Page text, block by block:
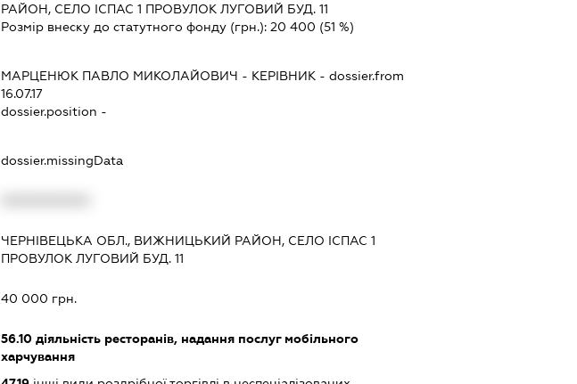
РАЙОН, СЕЛО ІСПАС 1 ПРОВУЛОК ЛУГОВИЙ БУД. 11
Розмір внеску до статутного фонду (грн.): 20 400 (51 %)
МАРЦЕНЮК ПАВЛО МИКОЛАЙОВИЧ - КЕРІВНИК - dossier.from
16.07.17
dossier.position -
dossier.missingData
ЧЕРНІВЕЦЬКА ОБЛ., ВИЖНИЦЬКИЙ РАЙОН, СЕЛО ІСПАС 1
ПРОВУЛОК ЛУГОВИЙ БУД. 11
40 000 грн.
56.10діяльність ресторанів, надання послуг мобільного
харчування